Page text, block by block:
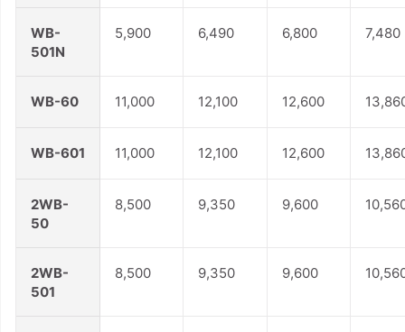
WB-
501N
5,900 6,490 6,800 7,480
WB-60 11,000 12,100 12,600
WB-601 11,000 12,100 12,600
2WB-
50
8,500 9,350 9,600
2WB-
501
8,500 9,350 9,600